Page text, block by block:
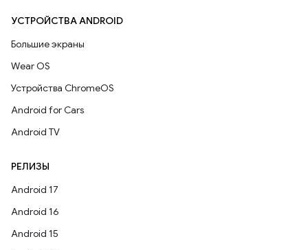
УСТРОЙСТВА ANDROID
Большие экраны
Wear OS
Устройства ChromeOS
Android for Cars
Android TV
РЕЛИЗЫ
Android 17
Android 16
Android 15